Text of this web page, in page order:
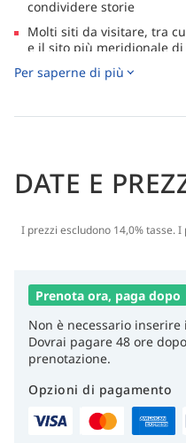
condividere storie
Molti siti da visitare, tra
e il sito più meridionale
coralli morbidi e duri,
Per saperne di più
DATE E
I prezzi escludono 14,0% tasse.
Prenota ora, paga dopo
Non è necessario
Dovrai pagare 48 ore
prenotazione.
Opzioni di pagamento